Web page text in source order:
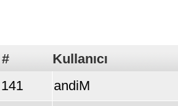
# Kullanıcı
141
andiM